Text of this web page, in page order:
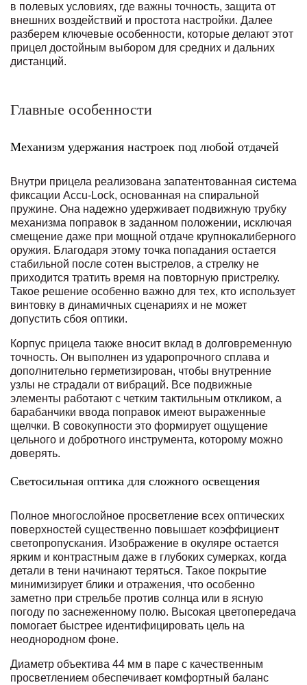
в полевых условиях, где важны точность, защита от
внешних воздействий и простота настройки. Далее
разберем ключевые особенности, которые делают этот
прицел достойным выбором для средних и дальних
дистанций.
Главные особенности
Механизм удержания настроек под любой отдачей
Внутри прицела реализована запатентованная система
фиксации Accu‑Lock, основанная на спиральной
пружине. Она надежно удерживает подвижную трубку
механизма поправок в заданном положении, исключая
смещение даже при мощной отдаче крупнокалиберного
оружия. Благодаря этому точка попадания остается
стабильной после сотен выстрелов, а стрелку не
приходится тратить время на повторную пристрелку.
Такое решение особенно важно для тех, кто использует
винтовку в динамичных сценариях и не может
допустить сбоя оптики.
Корпус прицела также вносит вклад в долговременную
точность. Он выполнен из ударопрочного сплава и
дополнительно герметизирован, чтобы внутренние
узлы не страдали от вибраций. Все подвижные
элементы работают с четким тактильным откликом, а
барабанчики ввода поправок имеют выраженные
щелчки. В совокупности это формирует ощущение
цельного и добротного инструмента, которому можно
доверять.
Светосильная оптика для сложного освещения
Полное многослойное просветление всех оптических
поверхностей существенно повышает коэффициент
светопропускания. Изображение в окуляре остается
ярким и контрастным даже в глубоких сумерках, когда
детали в тени начинают теряться. Такое покрытие
минимизирует блики и отражения, что особенно
заметно при стрельбе против солнца или в ясную
погоду по заснеженному полю. Высокая цветопередача
помогает быстрее идентифицировать цель на
неоднородном фоне.
Диаметр объектива 44 мм в паре с качественным
просветлением обеспечивает комфортный баланс